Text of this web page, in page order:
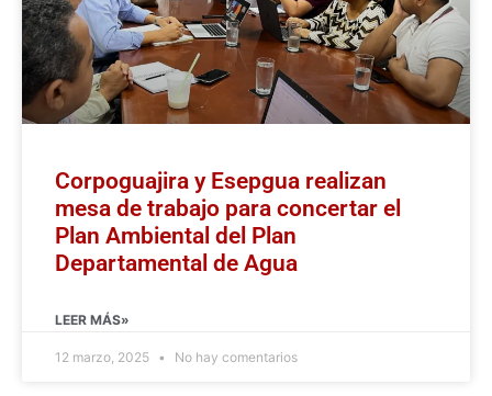
Corpoguajira y Esepgua realizan
mesa de trabajo para concertar el
Plan Ambiental del Plan
Departamental de Agua
LEER MÁS»
12 marzo, 2025 No hay comentarios